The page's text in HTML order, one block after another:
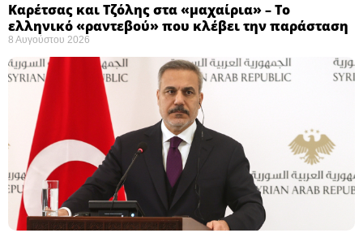
Καρέτσας και Τζόλης στα «μαχαίρια» – Το
ελληνικό «ραντεβού» που κλέβει την παράσταση
8 Αυγούστου 2026